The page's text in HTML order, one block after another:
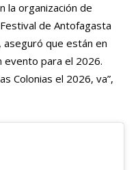
la organización de
de Antofagasta
que están en
evento para el 2026.
Colonias el 2026, va”,